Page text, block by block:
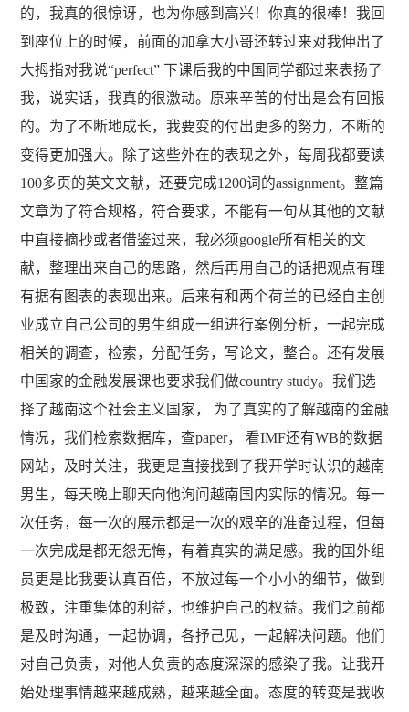
的，我真的很惊讶，也为你感到高兴！你真的很棒！我回
到座位上的时候，前面的加拿大小哥还转过来对我伸出了
大拇指对我说“perfect” 下课后我的中国同学都过来表扬了
我，说实话，我真的很激动。原来辛苦的付出是会有回报
的。为了不断地成长，我要变的付出更多的努力，不断的
变得更加强大。除了这些外在的表现之外，每周我都要读
100多页的英文文献，还要完成1200词的assignment。整篇
文章为了符合规格，符合要求，不能有一句从其他的文献
中直接摘抄或者借鉴过来，我必须google所有相关的文
献，整理出来自己的思路，然后再用自己的话把观点有理
有据有图表的表现出来。后来有和两个荷兰的已经自主创
业成立自己公司的男生组成一组进行案例分析，一起完成
相关的调查，检索，分配任务，写论文，整合。还有发展
中国家的金融发展课也要求我们做country study。我们选
择了越南这个社会主义国家， 为了真实的了解越南的金融
情况，我们检索数据库，查paper， 看IMF还有WB的数据
网站，及时关注，我更是直接找到了我开学时认识的越南
男生，每天晚上聊天向他询问越南国内实际的情况。每一
次任务，每一次的展示都是一次的艰辛的准备过程，但每
一次完成是都无怨无悔，有着真实的满足感。我的国外组
员更是比我要认真百倍，不放过每一个小小的细节，做到
极致，注重集体的利益，也维护自己的权益。我们之前都
是及时沟通，一起协调，各抒己见，一起解决问题。他们
对自己负责，对他人负责的态度深深的感染了我。让我开
始处理事情越来越成熟，越来越全面。态度的转变是我收